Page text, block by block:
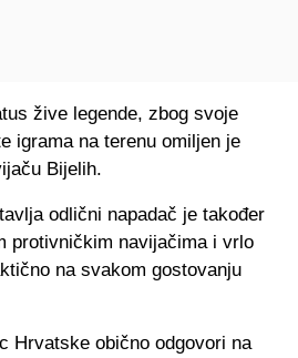
žive legende, zbog svoje
igrama na terenu omiljen je
Bijelih.
odlični napadač je također
protivničkim navijačima i vrlo
na svakom gostovanju
Hrvatske obično odgovori na